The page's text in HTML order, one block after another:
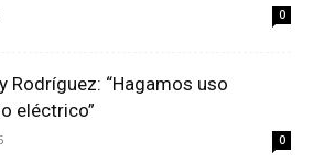
0
Rodríguez: “Hagamos uso
eléctrico”
0